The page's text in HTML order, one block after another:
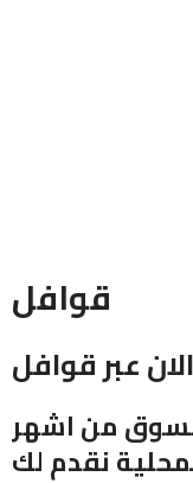
قوافل
عبر قوافل
من اشهر
نقدم لك